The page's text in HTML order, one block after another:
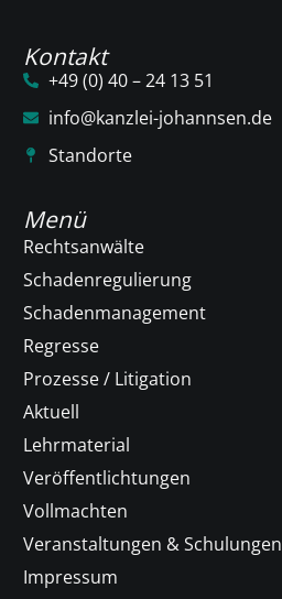
Kontakt
+49 (0) 40 – 24 13 51
info@kanzlei-johannsen.de
Standorte
Menü
Rechtsanwälte
Schadenregulierung
Schadenmanagement
Regresse
Prozesse / Litigation
Aktuell
Lehrmaterial
Veröffentlichtungen
Vollmachten
Veranstaltungen & Schulungen
Impressum